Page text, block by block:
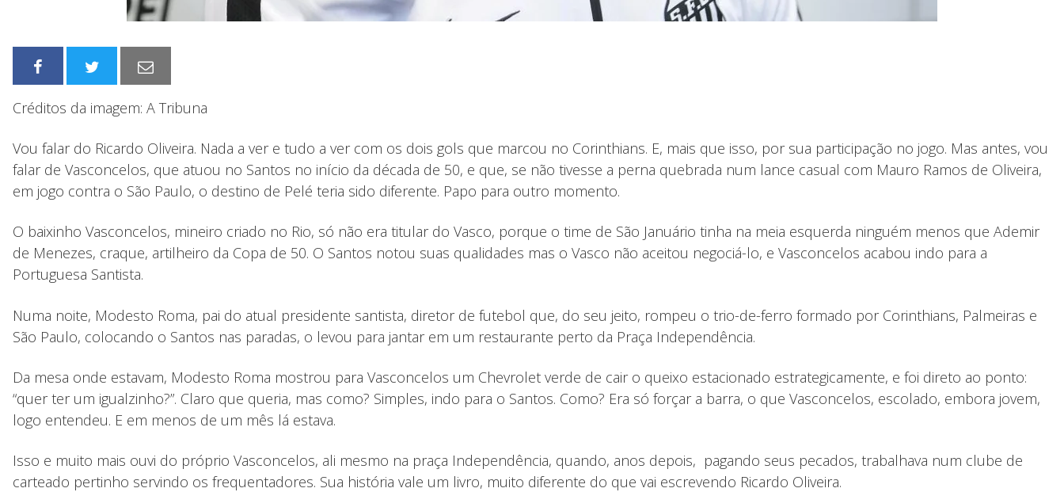
Créditos da imagem: A Tribuna
Vou falar do Ricardo Oliveira. Nada a ver e tudo a ver com os dois gols que marcou no Corinthians. E, mais que isso, por sua participação no jogo. Mas antes, vou
falar de Vasconcelos, que atuou no Santos no início da década de 50, e que, se não tivesse a perna quebrada num lance casual com Mauro Ramos de Oliveira,
em jogo contra o São Paulo, o destino de Pelé teria sido diferente. Papo para outro momento.
O baixinho Vasconcelos, mineiro criado no Rio, só não era titular do Vasco, porque o time de São Januário tinha na meia esquerda ninguém menos que Ademir
de Menezes, craque, artilheiro da Copa de 50. O Santos notou suas qualidades mas o Vasco não aceitou negociá-lo, e Vasconcelos acabou indo para a
Portuguesa Santista.
Numa noite, Modesto Roma, pai do atual presidente santista, diretor de futebol que, do seu jeito, rompeu o trio-de-ferro formado por Corinthians, Palmeiras e
São Paulo, colocando o Santos nas paradas, o levou para jantar em um restaurante perto da Praça Independência.
Da mesa onde estavam, Modesto Roma mostrou para Vasconcelos um Chevrolet verde de cair o queixo estacionado estrategicamente, e foi direto ao ponto:
“quer ter um igualzinho?”. Claro que queria, mas como? Simples, indo para o Santos. Como? Era só forçar a barra, o que Vasconcelos, escolado, embora jovem,
logo entendeu. E em menos de um mês lá estava.
Isso e muito mais ouvi do próprio Vasconcelos, ali mesmo na praça Independência, quando, anos depois, pagando seus pecados, trabalhava num clube de
carteado pertinho servindo os frequentadores. Sua história vale um livro, muito diferente do que vai escrevendo Ricardo Oliveira.